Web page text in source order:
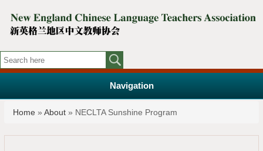
Navigation
You are here
Home » About » NECLTA Sunshine Program